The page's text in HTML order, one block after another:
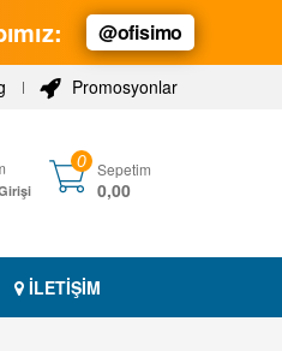
@ofisimo
Promosyonlar
0 Sepetim
0,00
İLETİŞİM